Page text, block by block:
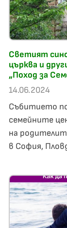
Светият
църква и
„Поход за
14.06.2024
Събитието
семейните
на
в София,